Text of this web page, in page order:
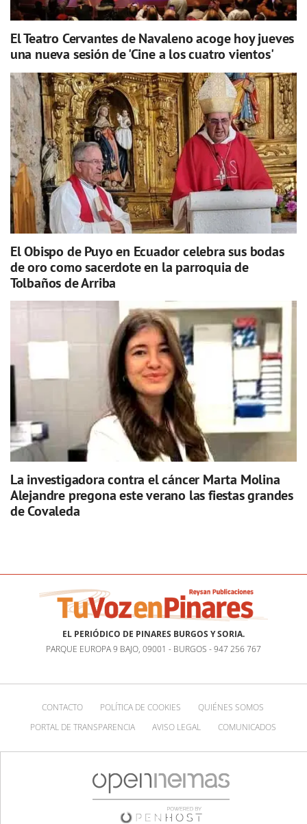
El Teatro Cervantes de Navaleno acoge hoy jueves
una nueva sesión de 'Cine a los cuatro vientos'
El Obispo de Puyo en Ecuador celebra sus bodas
de oro como sacerdote en la parroquia de
Tolbaños de Arriba
La investigadora contra el cáncer Marta Molina
Alejandre pregona este verano las fiestas grandes
de Covaleda
EL PERIÓDICO DE PINARES BURGOS Y SORIA.
PARQUE EUROPA 9 BAJO, 09001 - BURGOS - 947 256 767
CONTACTO POLÍTICA DE COOKIES
QUIÉNES SOMOS
PORTAL DE TRANSPARENCIA
AVISO LEGAL COMUNICADOS